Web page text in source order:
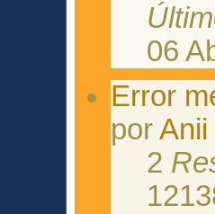
06
Error
porAnii
2